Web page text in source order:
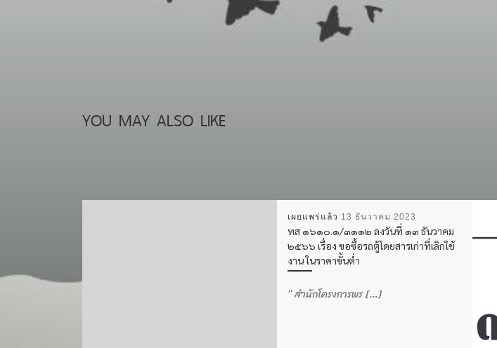
YOU MAY ALSO LIKE
เผยแพร่แล้ว 13 ธันวาคม 2023
ทส ๑๖๑๐.๑/๓๑๑๒ ลงวันที่ ๑๓ ธันวาคม
๒๕๖๖ เรื่อง ขอซื้อรถตู้โดยสารเก่าที่เลิกใช้
งาน ในราคาขั้นต่ำ
” สำนักโครงการพร […]